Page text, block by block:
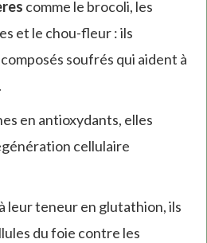
comme le brocoli, les
et le chou-fleur : ils
soufrés qui aident à
en antioxydants, elles
cellulaire
leur teneur en glutathion, ils
du foie contre les